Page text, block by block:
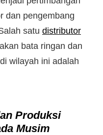
dan pengembang
satu distributor
bata ringan dan
wilayah ini adalah
Produksi
Musim